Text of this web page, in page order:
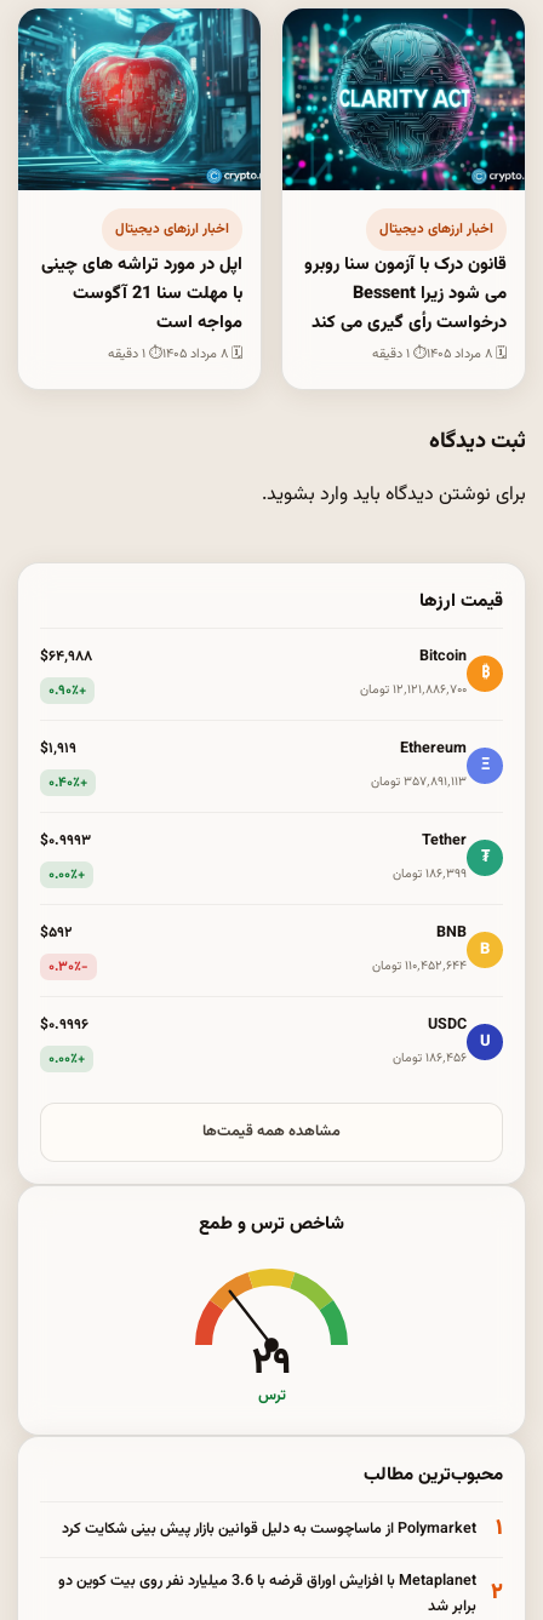
اخبار ارزهای دیجیتال
قانون درک با آزمون سنا روبرو
می شود زیرا Bessent
درخواست رأی گیری می کند
🗓 ۸ مرداد ۱۴۰۵ ⏱ ۱ دقیقه
اخبار ارزهای دیجیتال
اپل در مورد تراشه های چینی
با مهلت سنا 21 آگوست
مواجه است
🗓 ۸ مرداد ۱۴۰۵ ⏱ ۱ دقیقه
ثبت دیدگاه
برای نوشتن دیدگاه بایدوارد بشوید.
قیمت ارزها
₿
Bitcoin
۱۲٬۱۲۱٬۸۸۶٬۷۰۰ تومان
$۶۴٬۹۸۸
+۰.۹۰٪
Ξ
Ethereum
۳۵۷٬۸۹۱٬۱۱۳ تومان
$۱٬۹۱۹
+۰.۴۰٪
₮
Tether
۱۸۶٬۳۹۹ تومان
$۰.۹۹۹۳
+۰.۰۰٪
B
BNB
۱۱۰٬۴۵۲٬۶۴۴ تومان
$۵۹۲
-۰.۳۰٪
U
USDC
۱۸۶٬۴۵۶ تومان
$۰.۹۹۹۶
+۰.۰۰٪
مشاهده همه قیمت‌ها
شاخص ترس و طمع
۲۹
ترس
محبوب‌ترین مطالب
۱ Polymarket از ماساچوست به دلیل قوانین بازار پیش بینی شکایت کرد
۲
Metaplanet با افزایش اوراق قرضه با 3.6 میلیارد نفر روی بیت کوین دو
برابر شد